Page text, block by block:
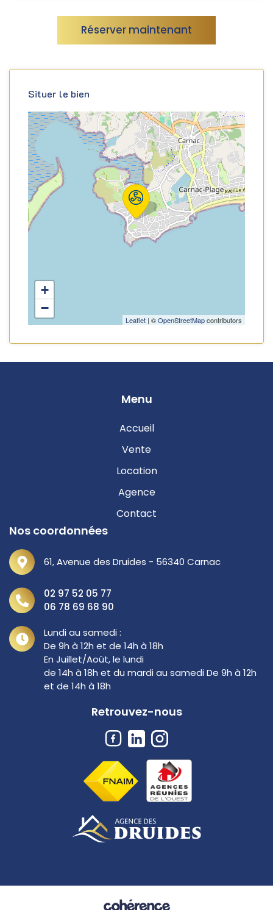
Réserver maintenant
Situer le bien
+
−
Leaflet | ©OpenStreetMapcontributors
Menu
Accueil
Vente
Location
Agence
Contact
Nos coordonnées
61, Avenue des Druides - 56340 Carnac
02 97 52 05 77
06 78 69 68 90
Lundi au samedi :
De 9h à 12h et de 14h à 18h
En Juillet/Août, le lundi
de 14h à 18h et du mardi au samedi De 9h à 12h
et de 14h à 18h
Retrouvez-nous